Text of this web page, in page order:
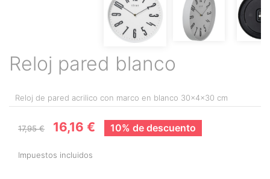
Reloj pared blanco
Reloj de pared acrilico con marco en blanco 30x4x30 cm
17,95 € 16,16 € 10% de descuento
Impuestos incluidos